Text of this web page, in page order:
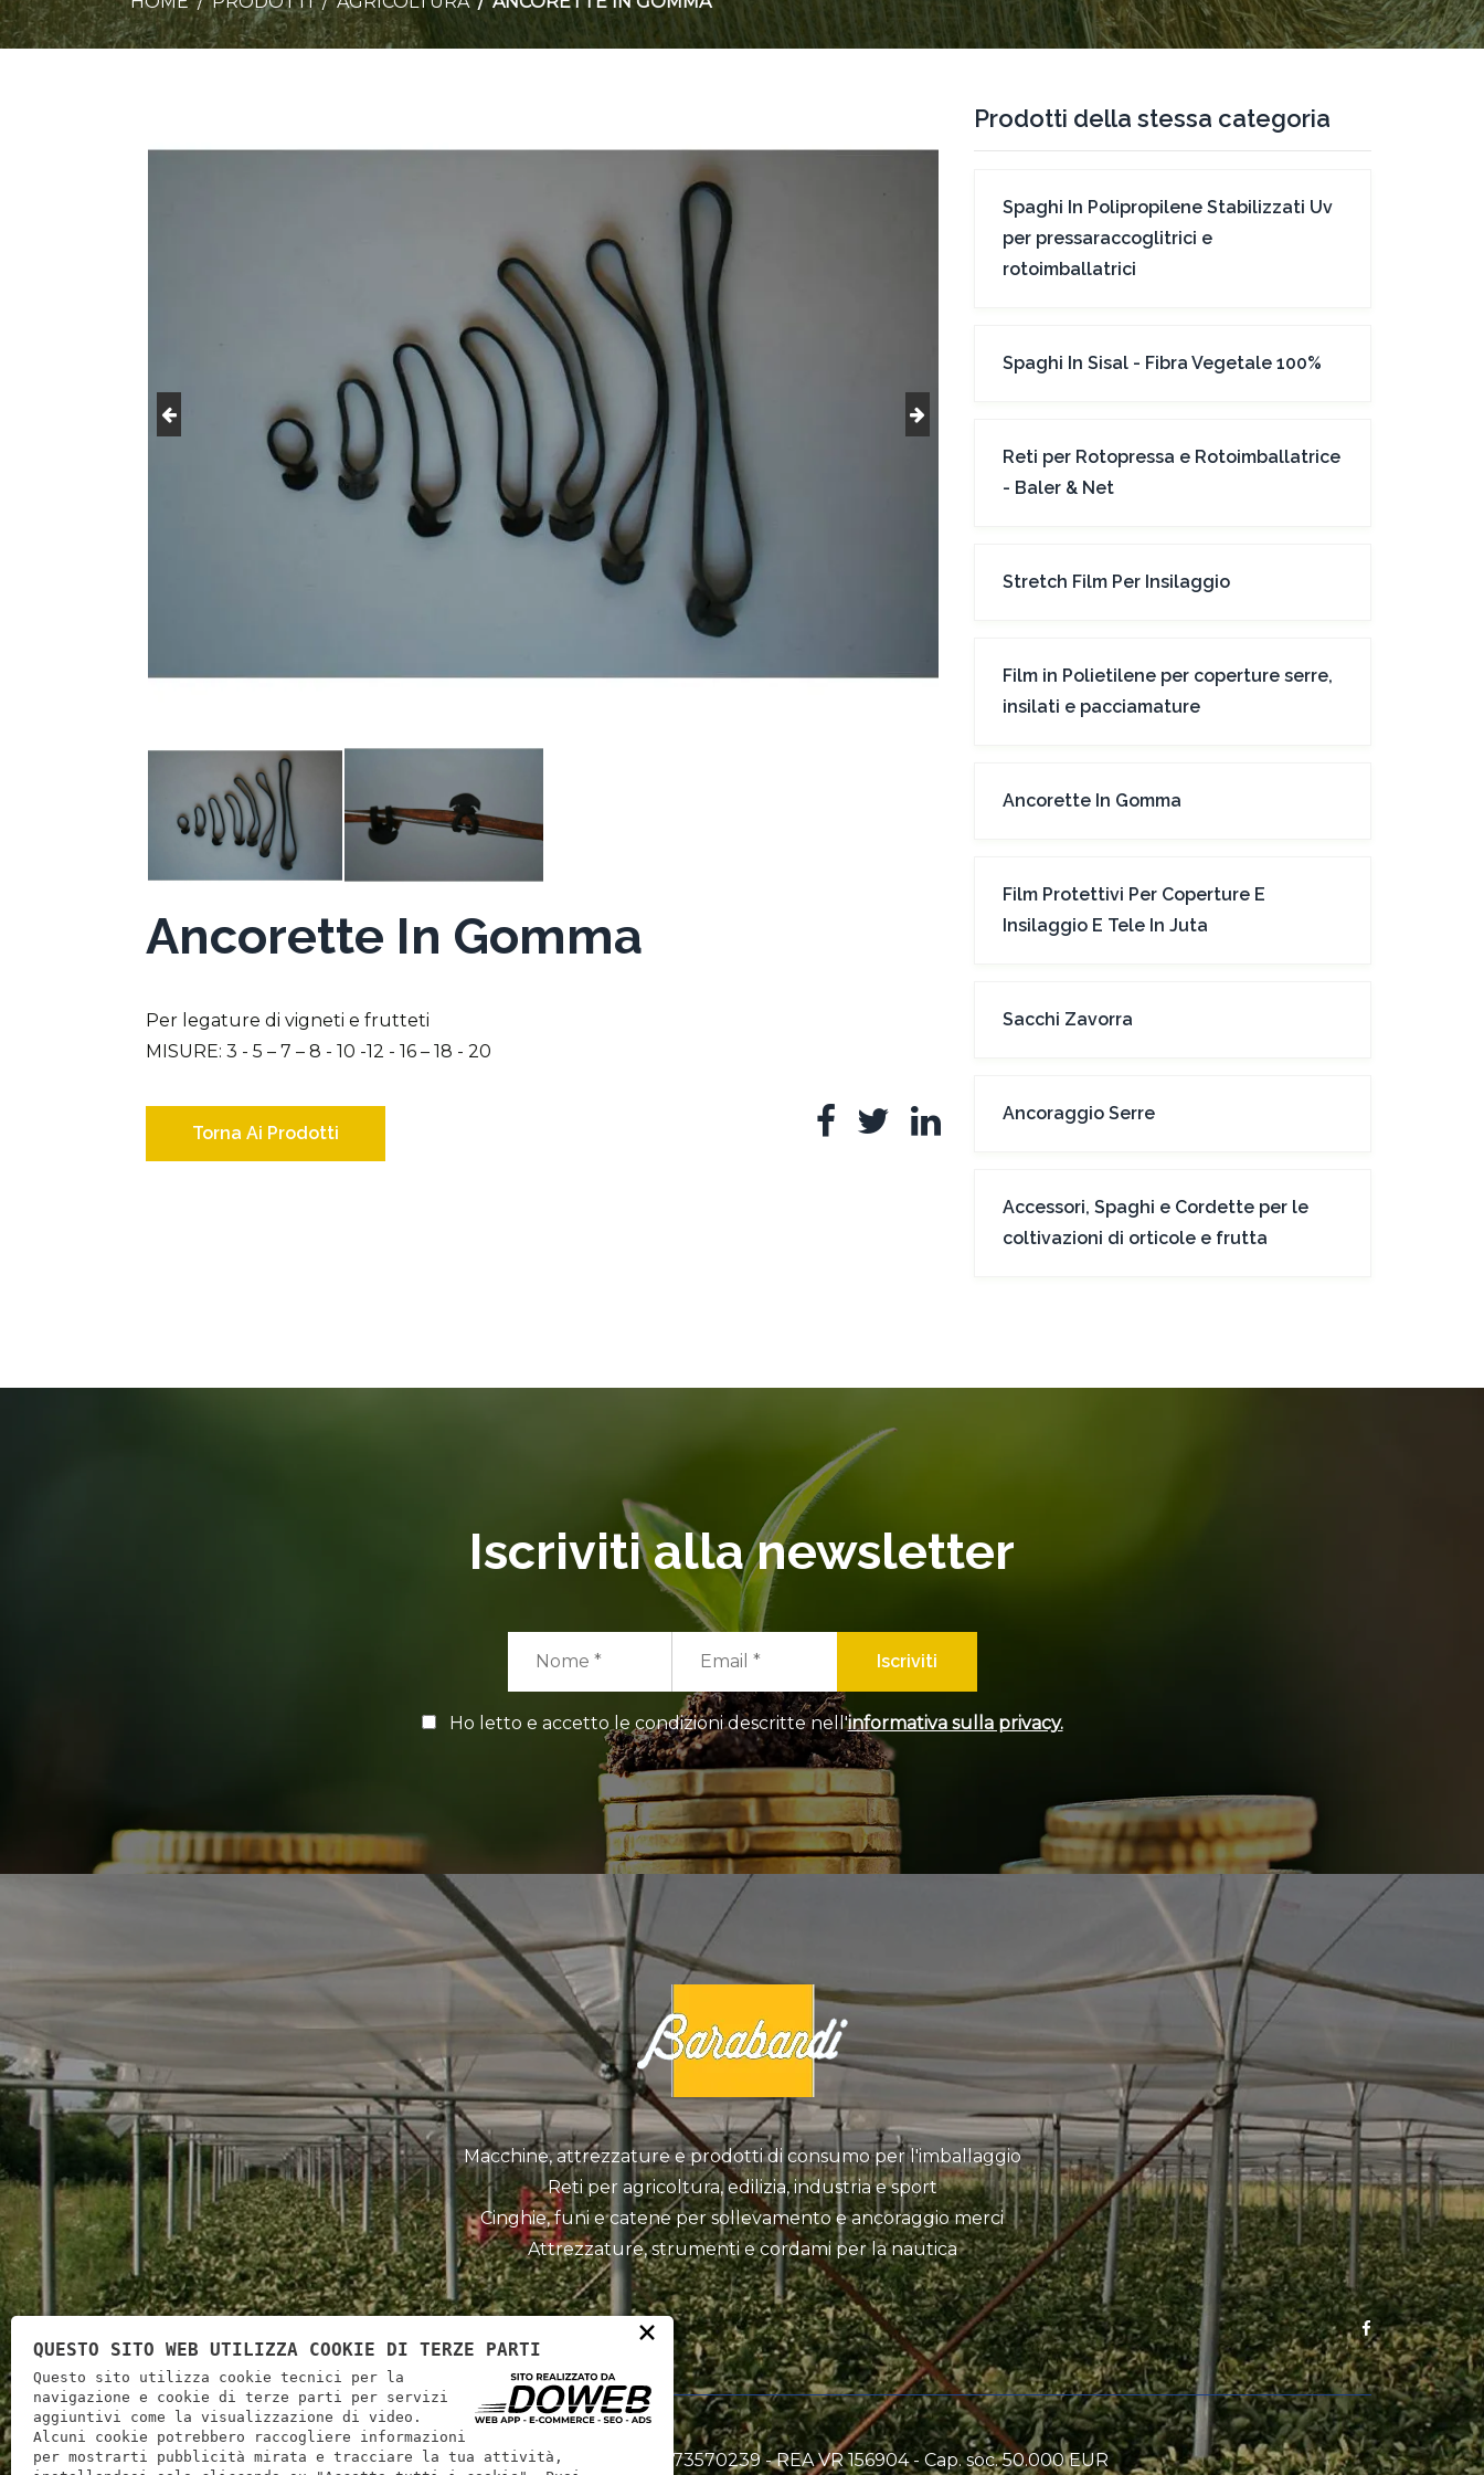
Ancorette In Gomma
Per legature di vigneti e frutteti
MISURE: 3 - 5 – 7 – 8 - 10 -12 - 16 – 18 - 20
Torna Ai Prodotti
Prodotti della stessa categoria
Spaghi In Polipropilene Stabilizzati Uv
per pressaraccoglitrici e
rotoimballatrici
Spaghi In Sisal - Fibra Vegetale 100%
Reti per Rotopressa e Rotoimballatrice
- Baler & Net
Stretch Film Per Insilaggio
Film in Polietilene per coperture serre,
insilati e pacciamature
Ancorette In Gomma
Film Protettivi Per Coperture E
Insilaggio E Tele In Juta
Sacchi Zavorra
Ancoraggio Serre
Accessori, Spaghi e Cordette per le
coltivazioni di orticole e frutta
Iscriviti alla newsletter
Iscriviti
Ho letto e accetto le condizioni descritte nell'informativa sulla privacy.
Macchine, attrezzature e prodotti di consumo per l'imballaggio
Reti per agricoltura, edilizia, industria e sport
Cinghie, funi e catene per sollevamento e ancoraggio merci
Attrezzature, strumenti e cordami per la nautica
Barabandi Cordami srl - P.IVA: 00773570239 - REA VR 156904 - Cap. soc. 50.000 EUR
×
QUESTO SITO WEB UTILIZZA COOKIE DI TERZE PARTI
Questo sito utilizza cookie tecnici per la
navigazione e cookie di terze parti per servizi
aggiuntivi come la visualizzazione di video.
Alcuni cookie potrebbero raccogliere informazioni
per mostrarti pubblicità mirata e tracciare la tua attività,